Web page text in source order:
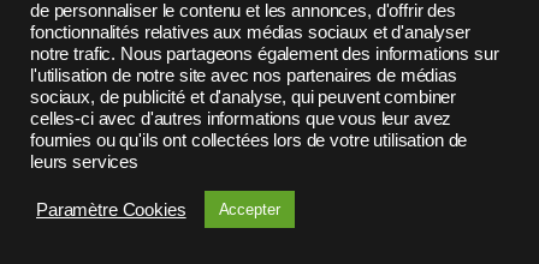
de personnaliser le contenu et les annonces, d'offrir des
fonctionnalités relatives aux médias sociaux et d'analyser
notre trafic. Nous partageons également des informations sur
l'utilisation de notre site avec nos partenaires de médias
sociaux, de publicité et d'analyse, qui peuvent combiner
celles-ci avec d'autres informations que vous leur avez
fournies ou qu'ils ont collectées lors de votre utilisation de
leurs services
Paramètre Cookies Accepter